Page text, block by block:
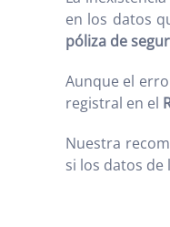
en los datos
póliza de
Aunque el
registral en el
Nuestra
si los datos de